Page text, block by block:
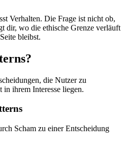
Verhalten. Die Frage ist nicht ob,
dir, wo die ethische Grenze verläuft
bleibst.
die Nutzer zu
ihrem Interesse liegen.
Scham zu einer Entscheidung